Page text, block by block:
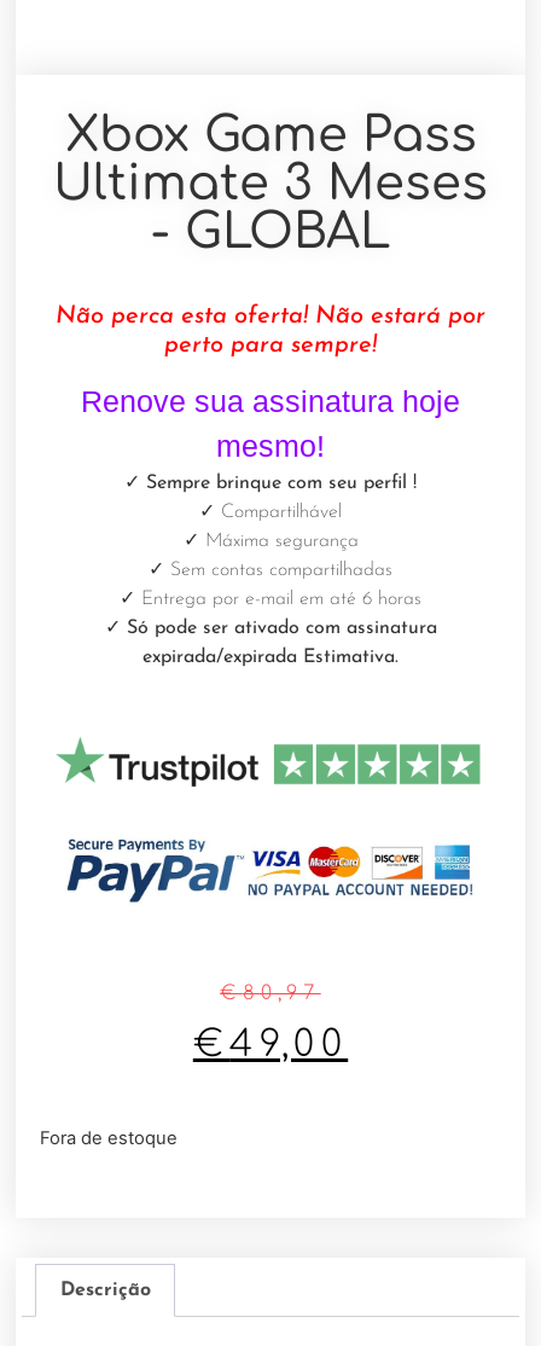
Xbox Game Pass
Ultimate 3 Meses
- GLOBAL
Não perca esta oferta! Não estará por
perto para sempre!
Renove sua assinatura hoje
mesmo!
✓ Sempre brinque com seu perfil
!
✓ Compartilhável
✓ Máxima segurança
✓ Sem contas compartilhadas
✓ Entrega por e-mail em até 6 horas
✓ Só pode ser ativado com assinatura
expirada/expirada Estimativa.
€80,97
€49,00
Fora de estoque
Descrição